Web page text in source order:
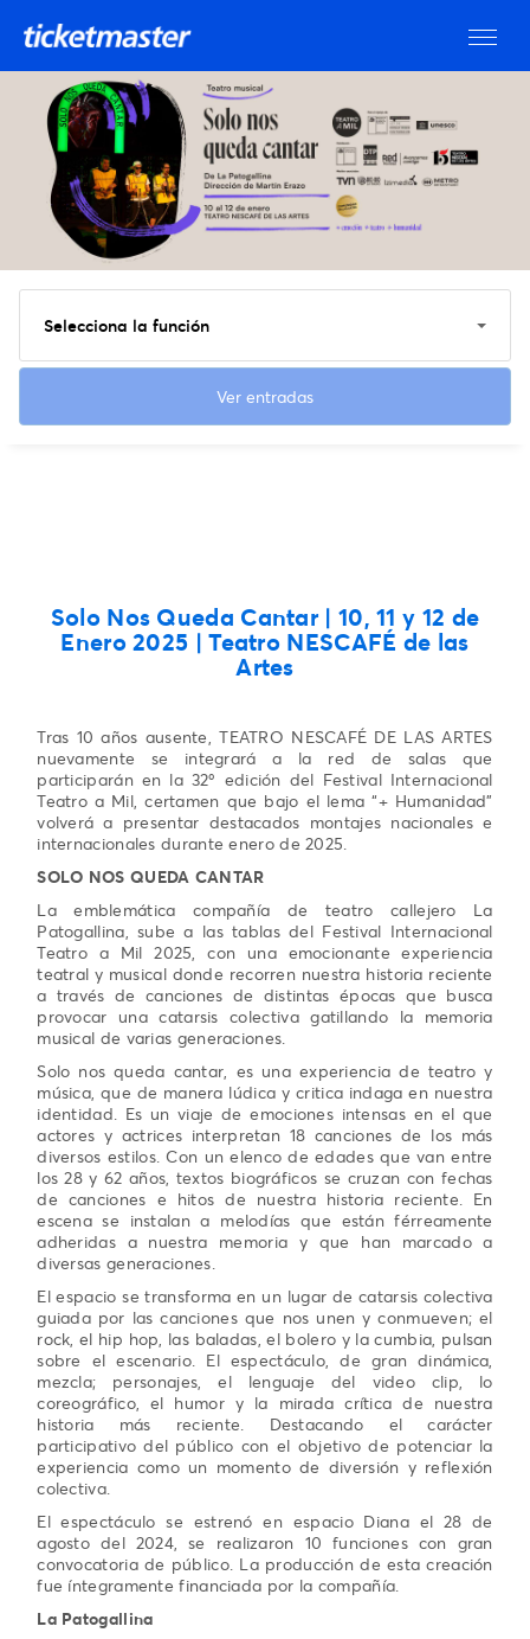
Selecciona la función
Ver entradas
Solo Nos Queda Cantar | 10, 11 y 12 de
Enero 2025 | Teatro NESCAFÉ de las
Artes
Tras 10 años ausente, TEATRO NESCAFÉ DE LAS ARTES
nuevamente se integrará a la red de salas que
participarán en la 32º edición del Festival Internacional
Teatro a Mil, certamen que bajo el lema “+ Humanidad”
volverá a presentar destacados montajes nacionales e
internacionales durante enero de 2025.
SOLO NOS QUEDA CANTAR
La emblemática compañía de teatro callejero La
Patogallina, sube a las tablas del Festival Internacional
Teatro a Mil 2025, con una emocionante experiencia
teatral y musical donde recorren nuestra historia reciente
a través de canciones de distintas épocas que busca
provocar una catarsis colectiva gatillando la memoria
musical de varias generaciones.
Solo nos queda cantar, es una experiencia de teatro y
música, que de manera lúdica y critica indaga en nuestra
identidad. Es un viaje de emociones intensas en el que
actores y actrices interpretan 18 canciones de los más
diversos estilos. Con un elenco de edades que van entre
los 28 y 62 años, textos biográficos se cruzan con fechas
de canciones e hitos de nuestra historia reciente. En
escena se instalan a melodías que están férreamente
adheridas a nuestra memoria y que han marcado a
diversas generaciones.
El espacio se transforma en un lugar de catarsis colectiva
guiada por las canciones que nos unen y conmueven; el
rock, el hip hop, las baladas, el bolero y la cumbia, pulsan
sobre el escenario. El espectáculo, de gran dinámica,
mezcla; personajes, el lenguaje del video clip, lo
coreográfico, el humor y la mirada crítica de nuestra
historia más reciente. Destacando el carácter
participativo del público con el objetivo de potenciar la
experiencia como un momento de diversión y reflexión
colectiva.
El espectáculo se estrenó en espacio Diana el 28 de
agosto del 2024, se realizaron 10 funciones con gran
convocatoria de público. La producción de esta creación
fue íntegramente financiada por la compañía.
La Patogallina